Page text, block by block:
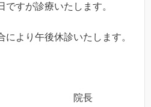
ですが診療いたします。
により午後休診いたします。